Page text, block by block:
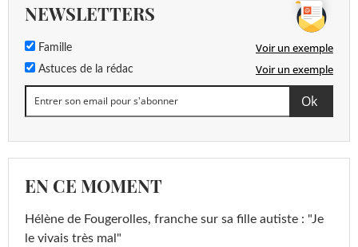
NEWSLETTERS
Famille Voir un exemple
Astuces de la rédac Voir un exemple
EN CE MOMENT
Hélène de Fougerolles, franche sur sa fille autiste : "Je
le vivais très mal"